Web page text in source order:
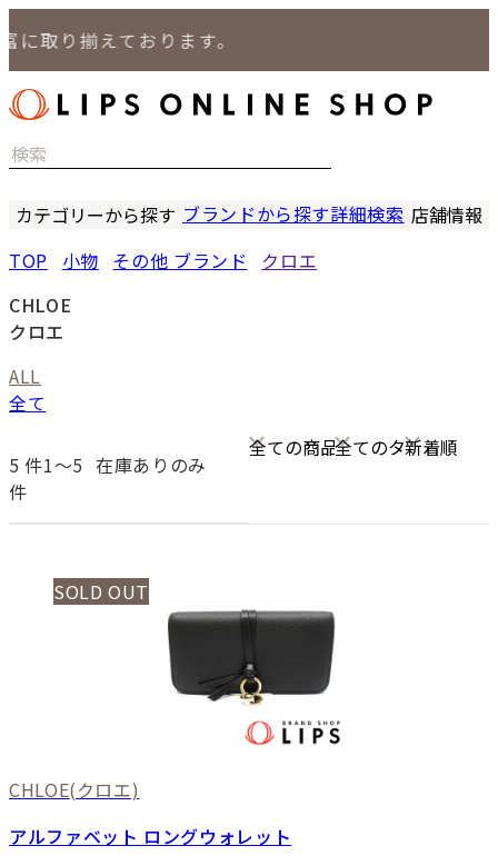
取り揃えております。
カテゴリーから探す
バッグ
小物
ジュエリー
セール商品
特集
ブランドから探す詳細検索 店舗情報
TOP 小物 その他 ブランド
クロエ
CHLOE
クロエ
ALL
全て
5 件1〜5
件
在庫ありのみ
SOLD OUT
CHLOE(クロエ)
アルファベット ロングウォレット